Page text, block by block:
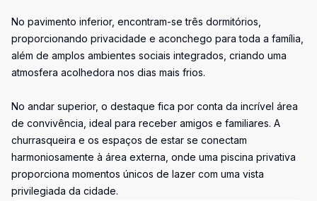
No pavimento inferior, encontram-se três dormitórios,
proporcionando privacidade e aconchego para toda a família,
além de amplos ambientes sociais integrados, criando uma
atmosfera acolhedora nos dias mais frios.
No andar superior, o destaque fica por conta da incrível área
de convivência, ideal para receber amigos e familiares. A
churrasqueira e os espaços de estar se conectam
harmoniosamente à área externa, onde uma piscina privativa
proporciona momentos únicos de lazer com uma vista
privilegiada da cidade.